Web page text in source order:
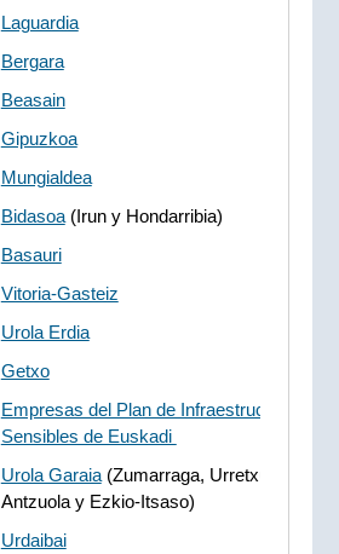
Laguardia
Bergara
Beasain
Gipuzkoa
Mungialdea
Bidasoa(Irun y Hondarribia)
Basauri
Vitoria-Gasteiz
Urola Erdia
Getxo
Empresas del Plan de Infraestructuras
Sensibles de Euskadi
Urola Garaia(Zumarraga, Urretxu,
Antzuola y Ezkio-Itsaso)
Urdaibai